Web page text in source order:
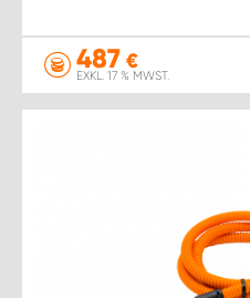
487 €
EXKL. 17 % MWST.